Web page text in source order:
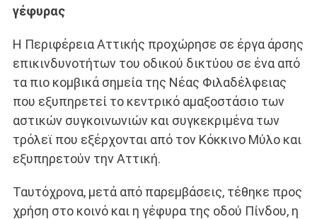
γέφυρας
Η Περιφέρεια Αττικής προχώρησε σε έργα άρσης
επικινδυνοτήτων του οδικού δικτύου σε ένα από
τα πιο κομβικά σημεία της Νέας Φιλαδέλφειας
που εξυπηρετεί το κεντρικό αμαξοστάσιο των
αστικών συγκοινωνιών και συγκεκριμένα των
τρόλεϊ που εξέρχονται από τον Κόκκινο Μύλο και
εξυπηρετούν την Αττική.
Ταυτόχρονα, μετά από παρεμβάσεις, τέθηκε προς
χρήση στο κοινό και η γέφυρα της οδού Πίνδου, η